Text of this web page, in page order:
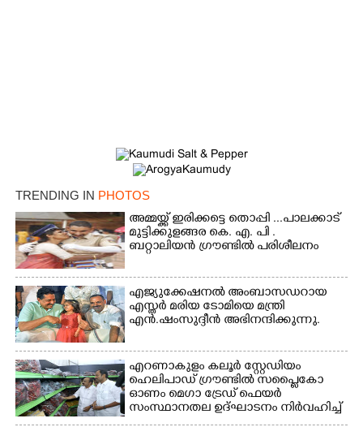
TRENDING IN PHOTOS
അമ്മയ്ക്ക് ഇരിക്കട്ടെ തൊപ്പി ...പാലക്കാട്
മുട്ടിക്കുളങ്ങര കെ. എ. പി .
ബറ്റാലിയൻ ഗ്രൗണ്ടിൽ പരിശീലനം
എജ്യുക്കേഷനൽ അംബാസഡറായ
എസ്തർ മരിയ ടോമിയെ മന്ത്രി
എൻ.ഷംസുദ്ദീൻ അഭിനന്ദിക്കുന്നു.
എറണാകുളം കലൂർ സ്റ്റേഡിയം
ഹെലിപാഡ് ഗ്രൗണ്ടിൽ സപ്ളൈകോ
ഓണം മെഗാ ട്രേഡ് ഫെയർ
സംസ്ഥാനതല ഉദ്ഘാടനം നിർവഹിച്ച്
സ്റ്റാൾ സന്ദർശിക്കുന്ന മുഖ്യമന്ത്രി
Share this link
Copy Link